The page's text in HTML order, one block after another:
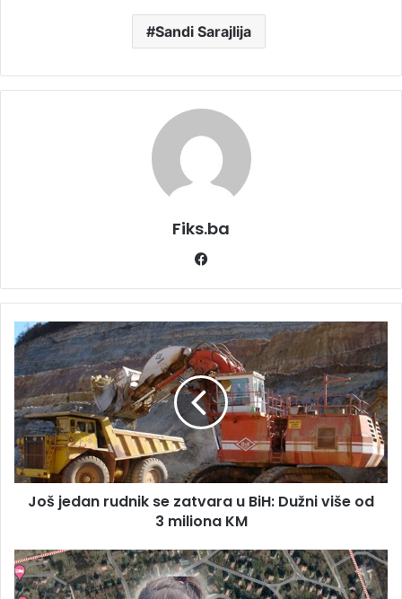
Sandi Sarajlija
Fiks.ba
Još
jedan
rudnik
se
zatvara
u
BiH:
Dužni
više
KM
Još jedan rudnik se zatvara u BiH: Dužni više od
3 miliona KM
Nastavljena
opsežna
potraga